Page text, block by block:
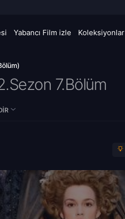
Yabancı Film izle Koleksiyonlar
7.Bölüm